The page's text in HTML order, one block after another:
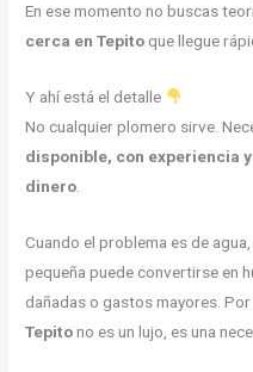
En ese momento no buscas
cerca en Tepito que llegue
Y ahí está el detalle
No cualquier plomero sirve.
disponible, con experiencia
dinero
Cuando el problema es de
pequeña puede convertirse en
dañadas o gastos mayores.
Tepitono es un lujo, es una